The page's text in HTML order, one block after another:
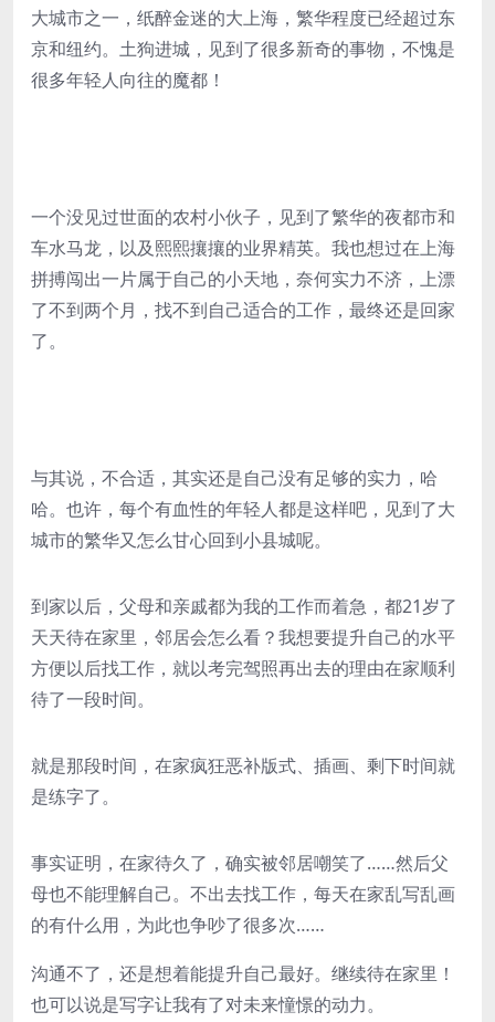
大城市之一，纸醉金迷的大上海，繁华程度已经超过东
京和纽约。土狗进城，见到了很多新奇的事物，不愧是
很多年轻人向往的魔都！
一个没见过世面的农村小伙子，见到了繁华的夜都市和
车水马龙，以及熙熙攘攘的业界精英。我也想过在上海
拼搏闯出一片属于自己的小天地，奈何实力不济，上漂
了不到两个月，找不到自己适合的工作，最终还是回家
了。
与其说，不合适，其实还是自己没有足够的实力，哈
哈。也许，每个有血性的年轻人都是这样吧，见到了大
城市的繁华又怎么甘心回到小县城呢。
到家以后，父母和亲戚都为我的工作而着急，都21岁了
天天待在家里，邻居会怎么看？我想要提升自己的水平
方便以后找工作，就以考完驾照再出去的理由在家顺利
待了一段时间。
就是那段时间，在家疯狂恶补版式、插画、剩下时间就
是练字了。
事实证明，在家待久了，确实被邻居嘲笑了……然后父
母也不能理解自己。不出去找工作，每天在家乱写乱画
的有什么用，为此也争吵了很多次……
沟通不了，还是想着能提升自己最好。继续待在家里！
也可以说是写字让我有了对未来憧憬的动力。